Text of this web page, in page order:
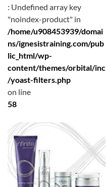
: Undefined array key
"noindex-product" in
/home/u908453939/domai
ns/ignesistraining.com/pub
lic_html/wp-
content/themes/orbital/inc
/yoast-filters.php
on line
58